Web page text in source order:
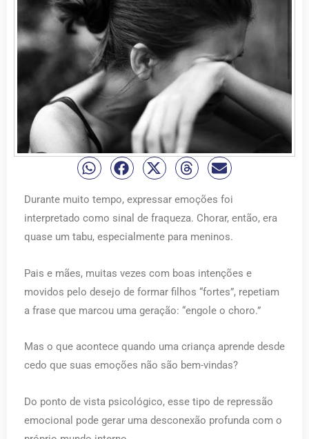
Durante muito tempo, expressar emoções foi
interpretado como sinal de fraqueza. Chorar, então, era
quase um tabu, especialmente para meninos.
Pais e mães, muitas vezes com boas intenções e
movidos pelo desejo de formar filhos “fortes”, repetiam
a frase que marcou uma geração: “engole o choro.”
Mas o que acontece quando uma criança aprende desde
cedo que suas emoções não são bem-vindas?
Do ponto de vista psicológico, esse tipo de repressão
emocional pode gerar uma desconexão profunda com o